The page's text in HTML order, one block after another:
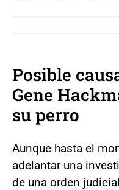
Posible
Gene
su perro
Aunque hasta el
adelantar una
de una orden